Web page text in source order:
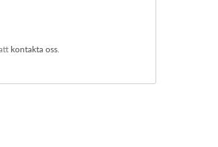
kontakta oss